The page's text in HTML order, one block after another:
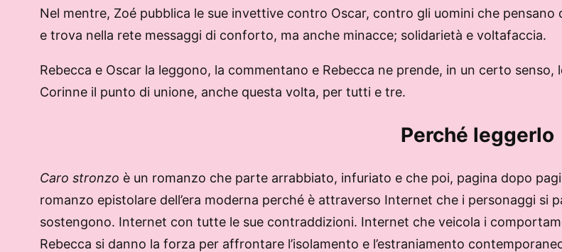
Nel mentre, Zoé pubblica le sue invettive contro Oscar, contro gli uomini che
e trova nella rete messaggi di conforto, ma anche minacce; solidarietà e voltafaccia.
Rebecca e Oscar la leggono, la commentano e Rebecca ne prende, in un certo
Corinne il punto di unione, anche questa volta, per tutti e tre.
Perché leggerlo
Caro stronzo è un romanzo che parte arrabbiato, infuriato e che poi, pagina dopo
romanzo epistolare dell’era moderna perché è attraverso Internet che i personaggi si
sostengono. Internet con tutte le sue contraddizioni. Internet che veicola i
Rebecca si danno la forza per affrontare l’isolamento e l’estraniamento